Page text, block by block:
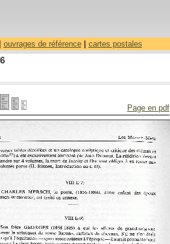
ouvrages de référence| cartes postales
Page en pdf